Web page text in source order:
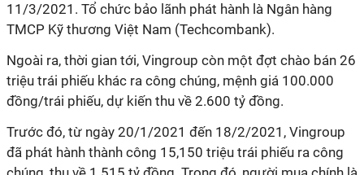
11/3/2021. Tổ chức bảo lãnh phát hành là Ngân hàng
TMCP Kỹ thương Việt Nam (Techcombank).
Ngoài ra, thời gian tới, Vingroup còn một đợt chào bán 26
triệu trái phiếu khác ra công chúng, mệnh giá 100.000
đồng/trái phiếu, dự kiến thu về 2.600 tỷ đồng.
Trước đó, từ ngày 20/1/2021 đến 18/2/2021, Vingroup
đã phát hành thành công 15,150 triệu trái phiếu ra công